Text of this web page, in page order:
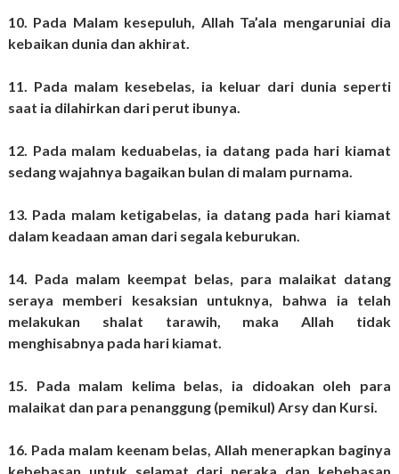
10. Pada Malam kesepuluh, Allah Ta’ala mengaruniai dia
kebaikan dunia dan akhirat.
11. Pada malam kesebelas, ia keluar dari dunia seperti
saat ia dilahirkan dari perut ibunya.
12. Pada malam keduabelas, ia datang pada hari kiamat
sedang wajahnya bagaikan bulan di malam purnama.
13. Pada malam ketigabelas, ia datang pada hari kiamat
dalam keadaan aman dari segala keburukan.
14. Pada malam keempat belas, para malaikat datang
seraya memberi kesaksian untuknya, bahwa ia telah
melakukan shalat tarawih, maka Allah tidak
menghisabnya pada hari kiamat.
15. Pada malam kelima belas, ia didoakan oleh para
malaikat dan para penanggung (pemikul) Arsy dan Kursi.
16. Pada malam keenam belas, Allah menerapkan baginya